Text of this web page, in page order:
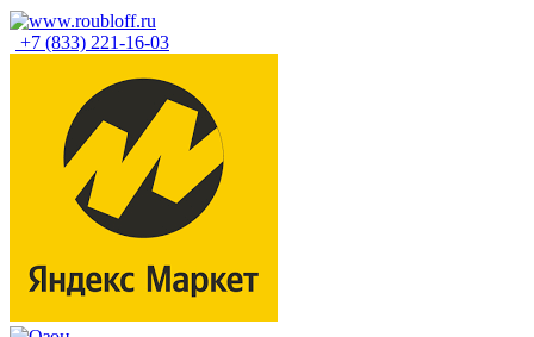
+7 (833) 221-16-03